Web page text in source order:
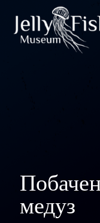
content
медуз